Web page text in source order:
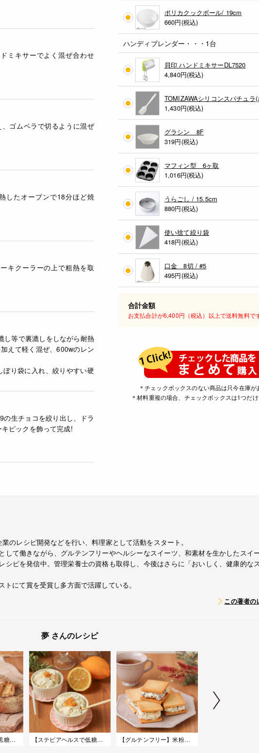
ポリカクックボール/ 19cm
660円(税込)
ハンディブレンダー・・・1台
貝印 ハンドミキサーDL7520
4,840円(税込)
TOMIZAWAシリコンスパチュラ
1,430円(税込)
グラシン 8F
319円(税込)
マフィン型 6ヶ取
1,016円(税込)
うらごし / 15.5cm
880円(税込)
使い捨て絞り袋
418円(税込)
口金 8切 / #5
495円(税込)
合計金額
お支払合計が6,400円（税込）以上で送料無料です
＊チェックボックスのない商品は只今在庫が
＊材料重複の場合、チェックボックスは1つだけ
ミキサーでよく混ぜ合わせ
ゴムベラで切るように混ぜ
したオーブンで18分ほど焼
キクーラーの上で粗熱を取
し等で裏漉しをしながら耐熱
えて軽く混ぜ、600wのレン
り袋に入れ、絞りやすい硬
生チョコを絞り出し、ドラ
ピックを飾って完成!
のレシピ開発などを行い、料理家として活動をスタート。
して働きながら、グルテンフリーやヘルシーなスイーツ、和素材を生かしたスイ
シピを発信中。管理栄養士の資格も取得し、今後はさらに「おいしく、健康的な
トにて賞を受賞し多方面で活躍している。
この著者の
夢 さんのレシピ
【グルテンフリー】黒糖きな粉の米粉オールドファッション 【ステビアヘルスで低糖質】なめらか♪さっぱりレモンのヨーグルトアイス 【グルテンフリー】米粉で作るナッツとレーズンのメープルチーズサンドクッキー